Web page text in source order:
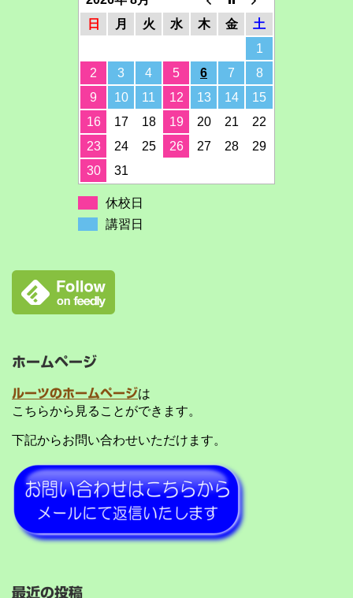
日
月 火 水 木 金
土
1
2
3 4 5 6 7
8
9
10 11 12 13 14
15
16
17 18 19 20 21
22
23
24 25 26 27 28
29
30
31
休校日
講習日
ホームページ
ルーツのホームページは
こちらから見ることができます。
下記からお問い合わせいただけます。
最近の投稿